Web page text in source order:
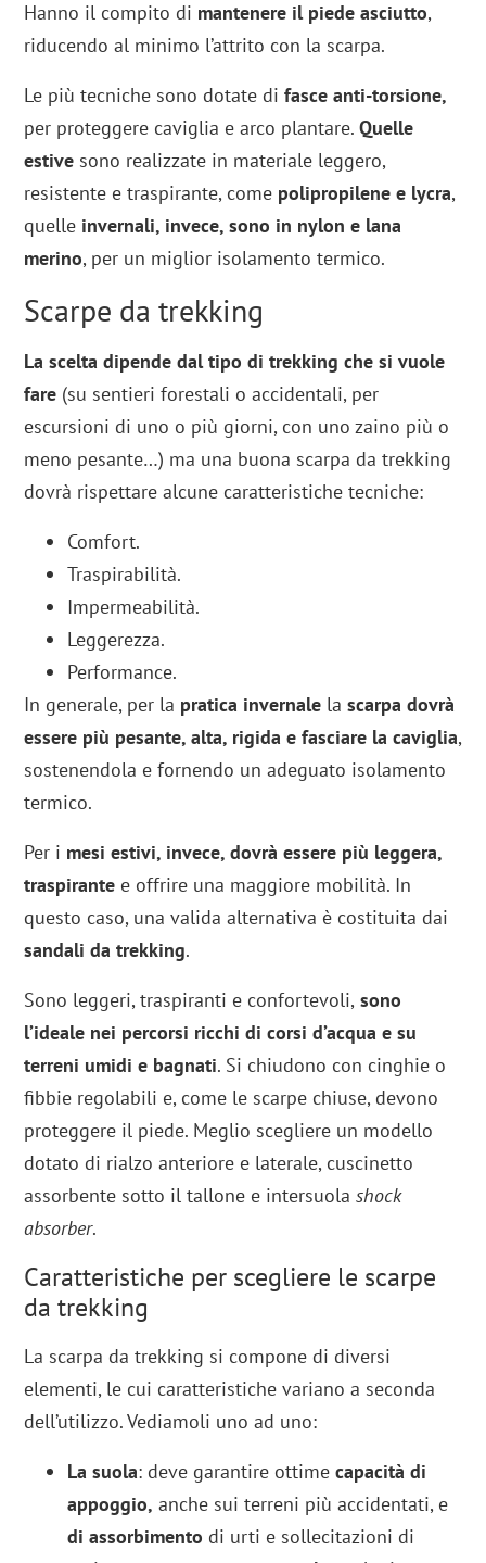
Hanno il compito di mantenere il piede asciutto,
riducendo al minimo l’attrito con la scarpa.
Le più tecniche sono dotate difasce anti-torsione,
per proteggere caviglia e arco plantare.Quelle
estive sono realizzate in materiale leggero,
resistente e traspirante, come polipropilene e lycra,
quelle invernali, invece, sono in nylon e lana
merino, per un miglior isolamento termico.
Scarpe da trekking
La scelta dipende dal tipo di trekking che si vuole
fare (su sentieri forestali o accidentali, per
escursioni di uno o più giorni, con uno zaino più o
meno pesante…) ma una buona scarpa da trekking
dovrà rispettare alcune caratteristiche tecniche:
Comfort.
Traspirabilità.
Impermeabilità.
Leggerezza.
Performance.
In generale, per la pratica invernale lascarpa dovrà
essere più pesante, alta, rigida e fasciare la caviglia,
sostenendola e fornendo un adeguato isolamento
termico.
Per i mesi estivi, invece, dovrà essere più leggera,
traspirante e offrire una maggiore mobilità. In
questo caso, una valida alternativa è costituita dai
sandali da trekking.
Sono leggeri, traspiranti e confortevoli, sono
l’ideale nei percorsi ricchi di corsi d’acqua e su
terreni umidi e bagnati. Si chiudono con cinghie o
fibbie regolabili e, come le scarpe chiuse, devono
proteggere il piede. Meglio scegliere un modello
dotato di rialzo anteriore e laterale, cuscinetto
assorbente sotto il tallone e intersuolashock
absorber.
Caratteristiche per scegliere le scarpe
da trekking
La scarpa da trekking si compone di diversi
elementi, le cui caratteristiche variano a seconda
dell’utilizzo. Vediamoli uno ad uno:
La suola: deve garantire ottimecapacità di
appoggio, anche sui terreni più accidentati, e
di assorbimento di urti e sollecitazioni di